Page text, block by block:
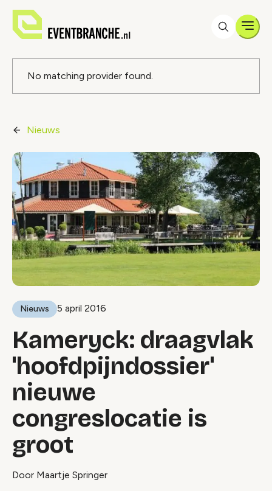
Foutmelding
No matching provider found.
Nieuws
Nieuws 5 april 2016
Kameryck: draagvlak
'hoofdpijndossier'
nieuwe
congreslocatie is
groot
Door Maartje Springer